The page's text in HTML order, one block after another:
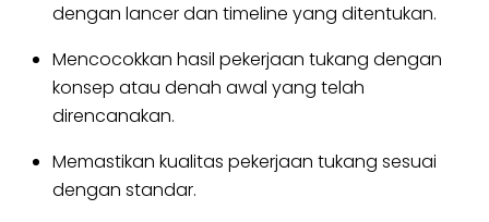
dengan lancer dan timeline yang ditentukan.
Mencocokkan hasil pekerjaan tukang dengan
konsep atau denah awal yang telah
direncanakan.
Memastikan kualitas pekerjaan tukang sesuai
dengan standar.